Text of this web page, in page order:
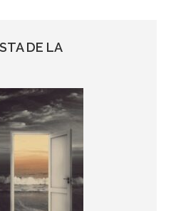
DE LA